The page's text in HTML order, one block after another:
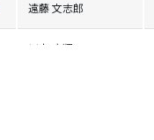
遠藤 文志郎
川本 大翔